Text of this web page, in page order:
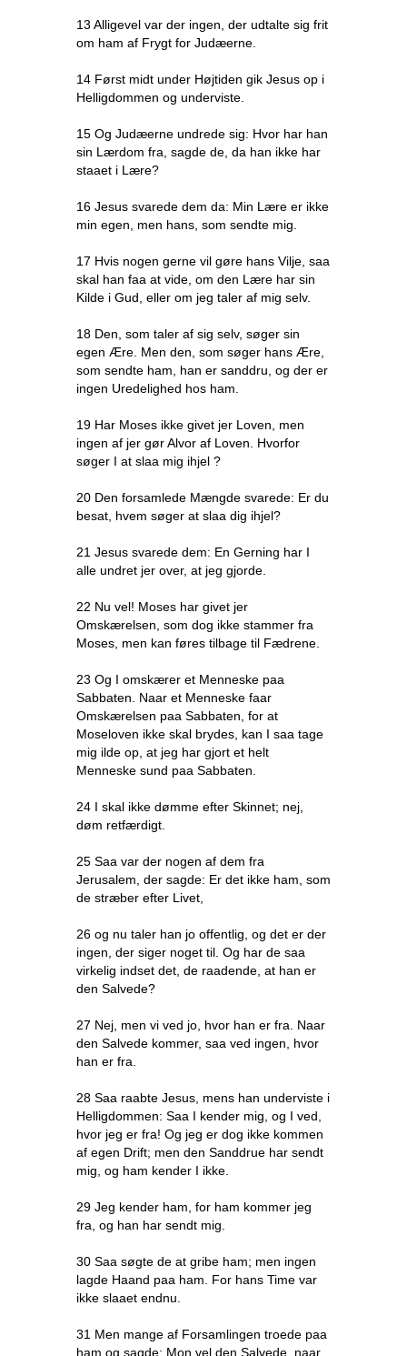
13 Alligevel var der ingen, der udtalte sig frit
om ham af Frygt for Judæerne.
14 Først midt under Højtiden gik Jesus op i
Helligdommen og underviste.
15 Og Judæerne undrede sig: Hvor har han
sin Lærdom fra, sagde de, da han ikke har
staaet i Lære?
16 Jesus svarede dem da: Min Lære er ikke
min egen, men hans, som sendte mig.
17 Hvis nogen gerne vil gøre hans Vilje, saa
skal han faa at vide, om den Lære har sin
Kilde i Gud, eller om jeg taler af mig selv.
18 Den, som taler af sig selv, søger sin
egen Ære. Men den, som søger hans Ære,
som sendte ham, han er sanddru, og der er
ingen Uredelighed hos ham.
19 Har Moses ikke givet jer Loven, men
ingen af jer gør Alvor af Loven. Hvorfor
søger I at slaa mig ihjel ?
20 Den forsamlede Mængde svarede: Er du
besat, hvem søger at slaa dig ihjel?
21 Jesus svarede dem: En Gerning har I
alle undret jer over, at jeg gjorde.
22 Nu vel! Moses har givet jer
Omskærelsen, som dog ikke stammer fra
Moses, men kan føres tilbage til Fædrene.
23 Og I omskærer et Menneske paa
Sabbaten. Naar et Menneske faar
Omskærelsen paa Sabbaten, for at
Moseloven ikke skal brydes, kan I saa tage
mig ilde op, at jeg har gjort et helt
Menneske sund paa Sabbaten.
24 I skal ikke dømme efter Skinnet; nej,
døm retfærdigt.
25 Saa var der nogen af dem fra
Jerusalem, der sagde: Er det ikke ham, som
de stræber efter Livet,
26 og nu taler han jo offentlig, og det er der
ingen, der siger noget til. Og har de saa
virkelig indset det, de raadende, at han er
den Salvede?
27 Nej, men vi ved jo, hvor han er fra. Naar
den Salvede kommer, saa ved ingen, hvor
han er fra.
28 Saa raabte Jesus, mens han underviste i
Helligdommen: Saa I kender mig, og I ved,
hvor jeg er fra! Og jeg er dog ikke kommen
af egen Drift; men den Sanddrue har sendt
mig, og ham kender I ikke.
29 Jeg kender ham, for ham kommer jeg
fra, og han har sendt mig.
30 Saa søgte de at gribe ham; men ingen
lagde Haand paa ham. For hans Time var
ikke slaaet endnu.
31 Men mange af Forsamlingen troede paa
ham og sagde: Mon vel den Salvede, naar